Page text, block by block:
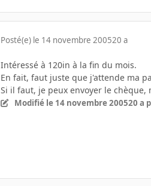
Posté(e) le 14 novembre 200520 a
Intéressé à 120in à la fin du mois.
En fait, faut juste que j'attende ma
Si il faut, je peux envoyer le
Modifié le 14 novembre 200520 a